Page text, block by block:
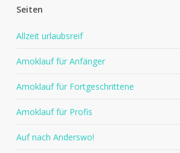
Seiten
Allzeit urlaubsreif
Amoklauf für Anfänger
Amoklauf für Fortgeschrittene
Amoklauf für Profis
Auf nach Anderswo!